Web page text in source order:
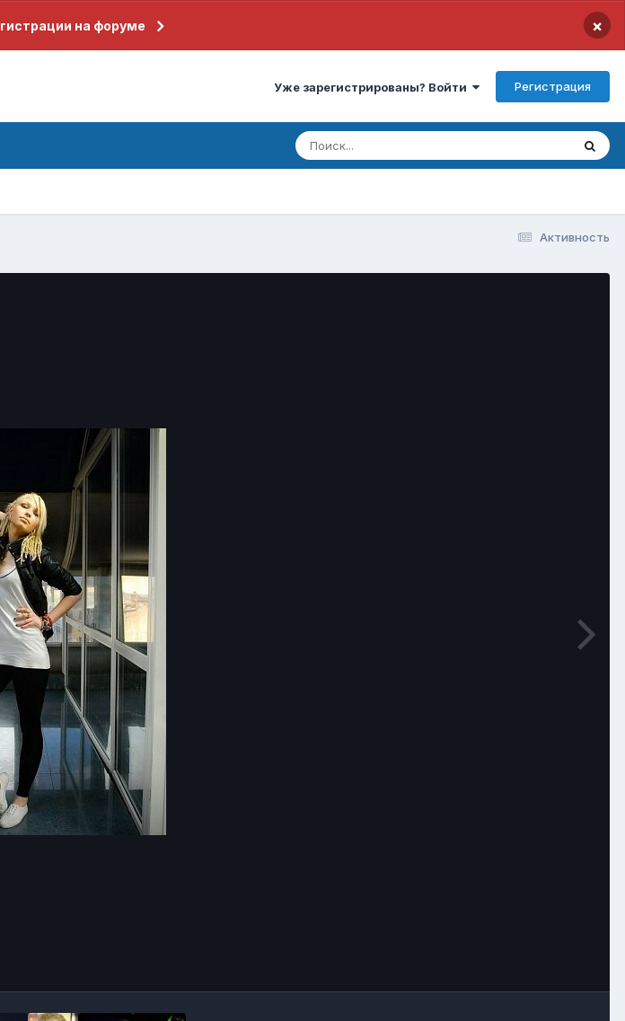
на форуме ×
Уже зарегистрированы? Войти Регистрация
Активность